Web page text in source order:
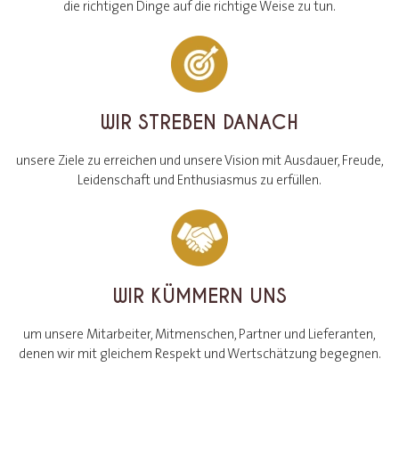
die richtigen Dinge auf die richtige Weise zu tun.
WIR STREBEN DANACH
unsere Ziele zu erreichen und unsere Vision mit Ausdauer, Freude,
Leidenschaft und Enthusiasmus zu erfüllen.
WIR KÜMMERN UNS
um unsere Mitarbeiter, Mitmenschen, Partner und Lieferanten,
denen wir mit gleichem Respekt und Wertschätzung begegnen.